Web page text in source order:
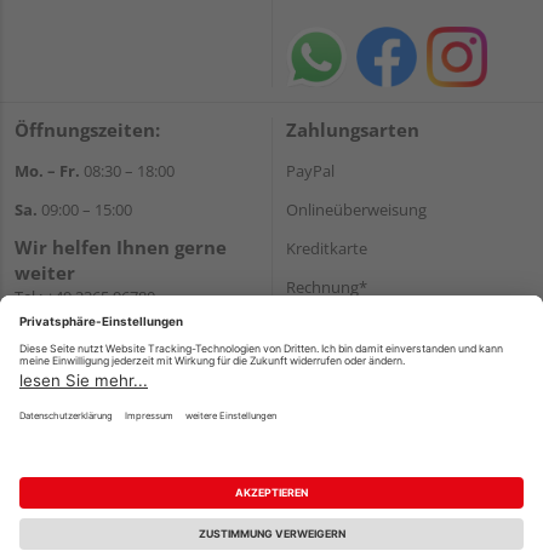
Öffnungszeiten:
Mo. – Fr. 08:30 – 18:00
Sa. 09:00 – 15:00
Wir helfen Ihnen gerne
weiter
Tel.:+49 2365 96780
E-Mail:info@bunzel.de
WhatsApp
Zahlungsarten
PayPal
Onlineüberweisung
Kreditkarte
Rechnung*
Versand
Impressum AGB Widerruf
Datenschutz
Reservierungsbedingungen
Vertrag widerrufen